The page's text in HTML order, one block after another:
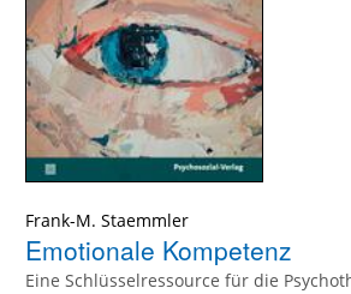
Frank-M. Staemmler
Emotionale Kompetenz
Eine Schlüsselressource für die